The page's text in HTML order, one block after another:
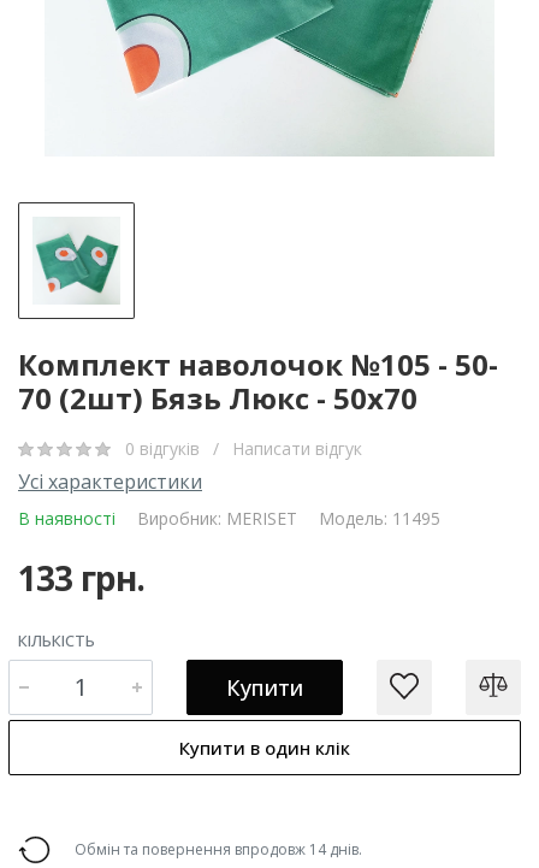
Комплект наволочок №105 - 50-
70 (2шт) Бязь Люкс - 50x70
0 відгуків / Написати відгук
Усі характеристики
В наявності Виробник: MERISET Модель: 11495
133 грн.
КІЛЬКІСТЬ
Купити
Купити в один клік
Обмін та повернення впродовж 14 днів.